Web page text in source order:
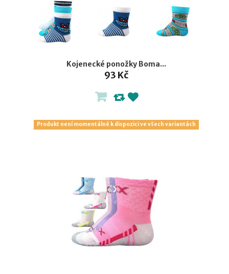
Kojenecké ponožky Boma...
93 Kč
Produkt není momentálně k dispozici ve všech variantách